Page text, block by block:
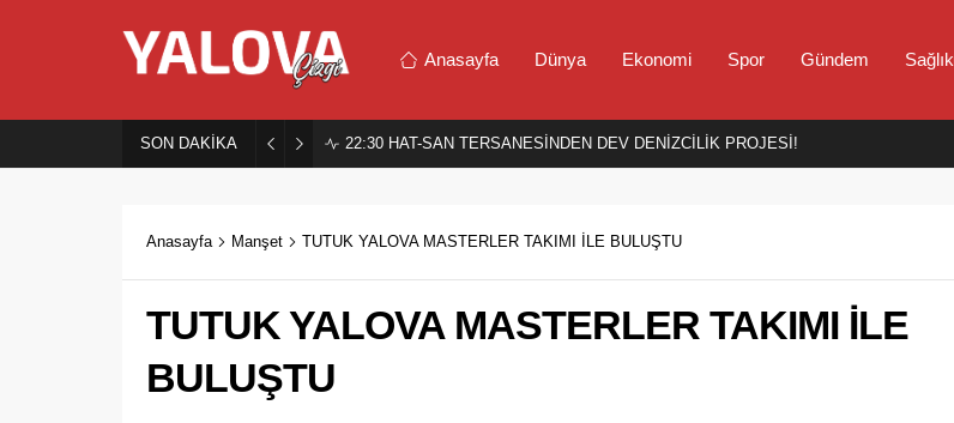
Anasayfa Dünya Ekonomi Spor Gündem Sağlık
SON DAKİKA 22:30 HAT-SAN TERSANESİNDEN DEV DENİZCİLİK PROJESİ!
Anasayfa Manşet TUTUK YALOVA MASTERLER TAKIMI İLE BULUŞTU
TUTUK YALOVA MASTERLER TAKIMI İLE
BULUŞTU